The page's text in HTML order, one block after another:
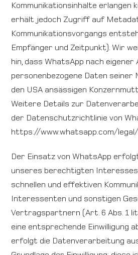
Kommunikationsinhalte erlangen
erhält jedoch Zugriff auf
Kommunikationsvorgangs
Empfänger und Zeitpunkt). Wir
hin, dass WhatsApp nach eigener
personenbezogene Daten seiner
den USA ansässigen
Weitere Details zur
der Datenschutzrichtlinie von
https://www.whatsapp.com/
Der Einsatz von WhatsApp
unseres berechtigten
schnellen und effektiven
Interessenten und sonstigen
Vertragspartnern (Art. 6 Abs. 1
eine entsprechende Einwilligung
erfolgt die Datenverarbeitung